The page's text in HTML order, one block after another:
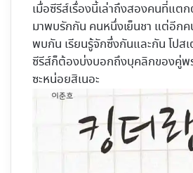
เมื่อซีรีส์เรื่องนี้เล่าถึงสองคนที่แต
มาพบรักกัน คนหนึ่งเย็นชา แต่อีกค
พบกัน เรียนรู้จักซึ่งกันและกัน โปส
ซีรีส์ก็ต้องบ่งบอกถึงบุคลิกของคู่พ
ซะหน่อยสิเนอะ